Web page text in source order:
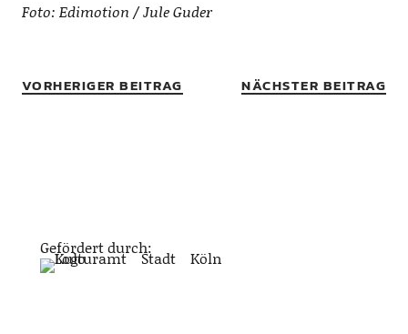
Foto: Edimotion / Jule Guder
VORHERIGER BEITRAG NÄCHSTER BEITRAG
Gefördert durch: